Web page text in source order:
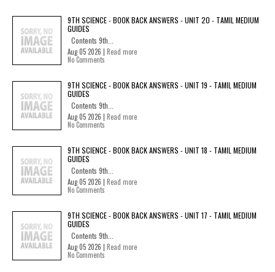
9TH SCIENCE - BOOK BACK ANSWERS - UNIT 20 - TAMIL MEDIUM
GUIDES
Contents 9th...
Aug 05 2026 | Read more
No Comments
9TH SCIENCE - BOOK BACK ANSWERS - UNIT 19 - TAMIL MEDIUM
GUIDES
Contents 9th...
Aug 05 2026 | Read more
No Comments
9TH SCIENCE - BOOK BACK ANSWERS - UNIT 18 - TAMIL MEDIUM
GUIDES
Contents 9th...
Aug 05 2026 | Read more
No Comments
9TH SCIENCE - BOOK BACK ANSWERS - UNIT 17 - TAMIL MEDIUM
GUIDES
Contents 9th...
Aug 05 2026 | Read more
No Comments